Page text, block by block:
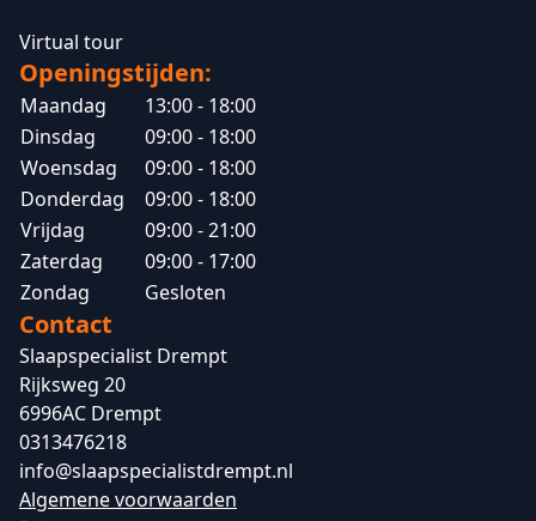
Virtual tour
Openingstijden:
Maandag
13:00 - 18:00
Dinsdag
09:00 - 18:00
Woensdag
09:00 - 18:00
Donderdag
09:00 - 18:00
Vrijdag
09:00 - 21:00
Zaterdag
09:00 - 17:00
Zondag
Gesloten
Contact
Slaapspecialist Drempt
Rijksweg 20
6996AC Drempt
0313476218
info@slaapspecialistdrempt.nl
Algemene voorwaarden